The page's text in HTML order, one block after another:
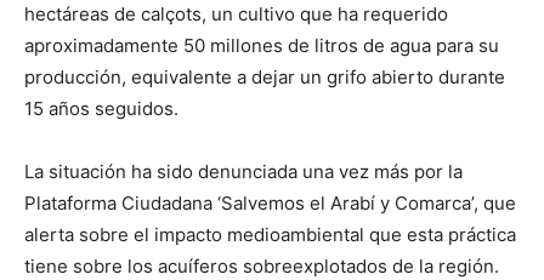
hectáreas de calçots, un cultivo que ha requerido
aproximadamente 50 millones de litros de agua para su
producción, equivalente a dejar un grifo abierto durante
15 años seguidos.
La situación ha sido denunciada una vez más por la
Plataforma Ciudadana ‘Salvemos el Arabí y Comarca’, que
alerta sobre el impacto medioambiental que esta práctica
tiene sobre los acuíferos sobreexplotados de la región.